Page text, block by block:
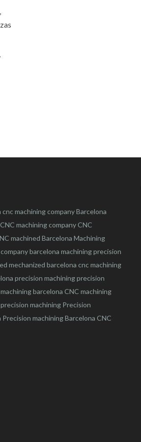
cncmachining companyBarcelona
CNC machining companyCNC
machined Barcelona Machining
barcelona machiningprecision
mechanized barcelona cnc machining
precision machiningprecision
barcelona CNC machining
precision machining Precision
Precision machining Barcelona CNC